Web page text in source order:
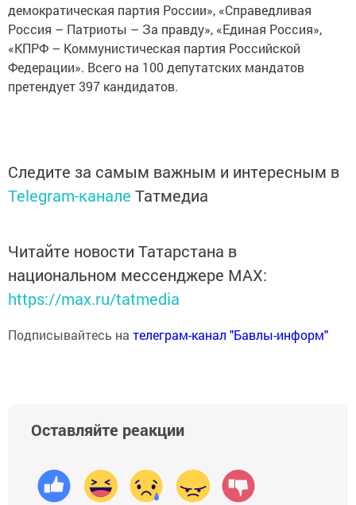
демократическая партия России», «Справедливая
Россия – Патриоты – За правду», «Единая Россия»,
«КПРФ – Коммунистическая партия Российской
Федерации». Всего на 100 депутатских мандатов
претендует 397 кандидатов.
Следите за самым важным и интересным в
Telegram-канале Татмедиа
Читайте новости Татарстана в
национальном мессенджере MАХ:
https://max.ru/tatmedia
Подписывайтесь на телеграм-канал "Бавлы-информ"
Оставляйте реакции